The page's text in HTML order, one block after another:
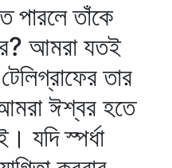
পারলে তাঁকে
আমরা যতই
তার
ঈশ্বর হতে
যদি স্পর্ধা